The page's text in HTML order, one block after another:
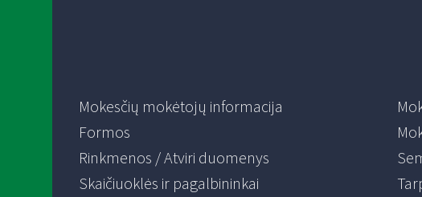
Mokesčių mokėtojų informacija
Formos
Rinkmenos / Atviri duomenys
Skaičiuoklės ir pagalbininkai